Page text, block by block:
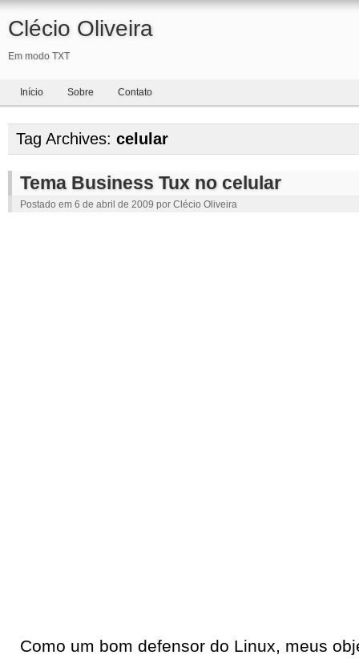
Clécio Oliveira
Em modo TXT
Início Sobre Contato
Tag Archives: celular
Tema Business Tux no celular
Postado em 6 de abril de 2009 por Clécio Oliveira
Como um bom defensor do Linux, meus